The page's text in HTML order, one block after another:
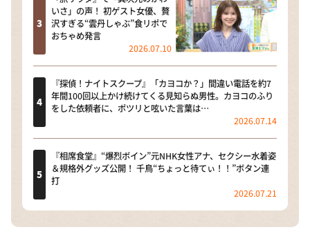
いさ」の声！ 初ゲスト女優、贅
沢すぎる“雲丹しゃぶ”食リポで
おちゃめ発言
2026.07.10
『探偵！ナイトスクープ』「カヨコか？」間違い電話を約7
年間100回以上かけ続けてくる見知らぬ男性。カヨコのふり
をした依頼者に、ポツリと呟いた言葉は…
2026.07.14
『相席食堂』“爆烈ボイン”元NHK女性アナ、セクシー水着姿
＆規格外グッズ公開！ 千鳥“ちょっと待てぃ！！”ボタン連
打
2026.07.21